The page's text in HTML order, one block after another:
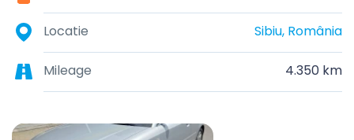
Locatie Sibiu, România
Mileage 4.350 km